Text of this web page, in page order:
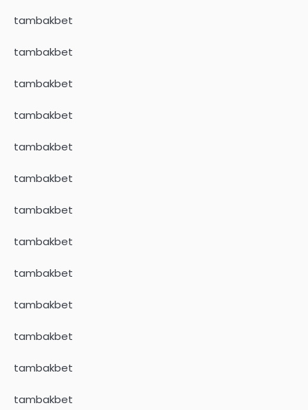
tambakbet
tambakbet
tambakbet
tambakbet
tambakbet
tambakbet
tambakbet
tambakbet
tambakbet
tambakbet
tambakbet
tambakbet
tambakbet